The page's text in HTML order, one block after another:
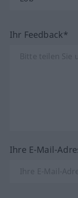
Ihr Feedback*
Ihre E-Mail-